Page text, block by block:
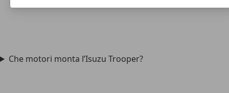
Che motori monta l’Isuzu Trooper?